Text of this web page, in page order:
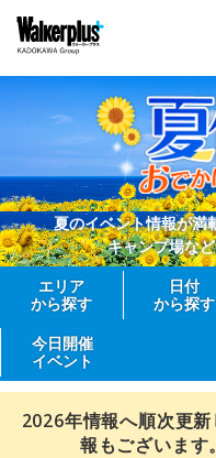
夏のイベント情報が満
キャンプ場な
エリア
から探す
日付
から探す
今日開催
イベント
2026年情報へ順次更
報もございます